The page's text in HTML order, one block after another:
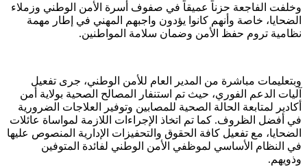
وخلفت الفاجعة حزناً عميقاً في صفوف أسرة الأمن الوطني وزملاء
الضحايا، خاصة وأنهم كانوا يؤدون واجبهم المهني في إطار مهمة
نظامية تروم حفظ الأمن وضمان سلامة المواطنين.
وبتعليمات مباشرة من المدير العام للأمن الوطني، جرى تفعيل
آليات الدعم الفوري، حيث تم استنفار المصالح الصحية بولاية أمن
أكادير لمتابعة الحالة الصحية للمصابين وتوفير العلاجات الضرورية
في أفضل الظروف. كما تم اتخاذ الإجراءات اللازمة لمواساة عائلات
الضحايا، مع تفعيل كافة الحقوق والتحفيزات الإدارية المنصوص عليها
في النظام الأساسي لموظفي الأمن الوطني لفائدة المتوفين
وذويهم.